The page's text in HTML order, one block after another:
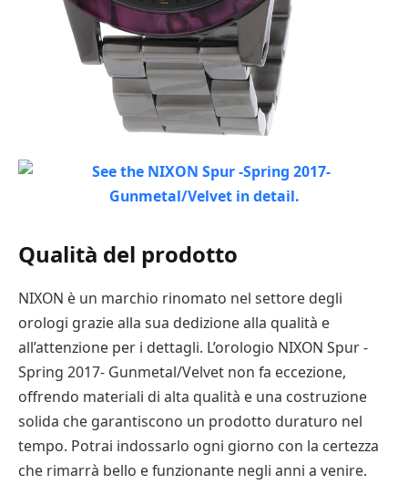
Qualità del prodotto
NIXON è un marchio rinomato nel settore degli
orologi grazie alla sua dedizione alla qualità e
all’attenzione per i dettagli. L’orologio NIXON Spur -
Spring 2017- Gunmetal/Velvet non fa eccezione,
offrendo materiali di alta qualità e una costruzione
solida che garantiscono un prodotto duraturo nel
tempo. Potrai indossarlo ogni giorno con la certezza
che rimarrà bello e funzionante negli anni a venire.